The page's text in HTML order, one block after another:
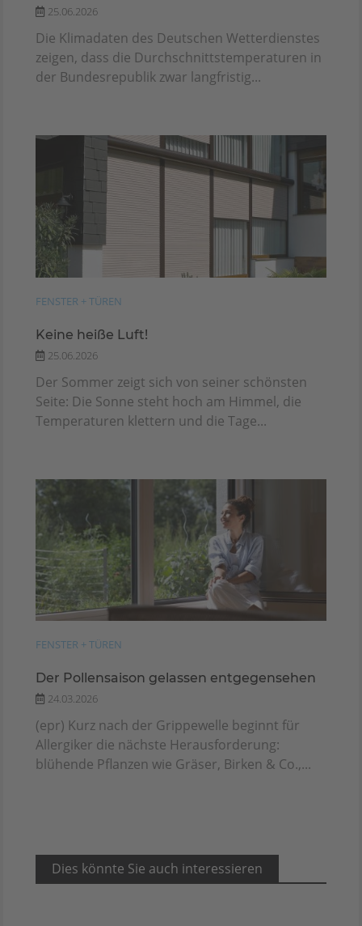
25.06.2026
Die Klimadaten des Deutschen Wetterdienstes
zeigen, dass die Durchschnittstemperaturen in
der Bundesrepublik zwar langfristig...
FENSTER + TÜREN
Keine heiße Luft!
25.06.2026
Der Sommer zeigt sich von seiner schönsten
Seite: Die Sonne steht hoch am Himmel, die
Temperaturen klettern und die Tage...
FENSTER + TÜREN
Der Pollensaison gelassen entgegensehen
24.03.2026
(epr) Kurz nach der Grippewelle beginnt für
Allergiker die nächste Herausforderung:
blühende Pflanzen wie Gräser, Birken & Co.,...
Dies könnte Sie auch interessieren